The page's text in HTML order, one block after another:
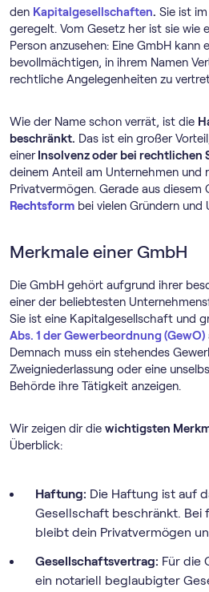
den Kapitalgesellschaften. Sie ist
geregelt. Vom Gesetz her ist sie wie
Person anzusehen: Eine GmbH kann
bevollmächtigen, in ihrem Namen
rechtliche Angelegenheiten zu
Wie der Name schon verrät, ist die
beschränkt. Das ist ein großer
einerInsolvenz oder bei rechtlichen
deinem Anteil am Unternehmen und
Privatvermögen. Gerade aus diesem
Rechtsform bei vielen Gründern
Merkmale einer GmbH
Die GmbH gehört aufgrund ihrer
einer der beliebtesten
Sie ist eine Kapitalgesellschaft und
Abs. 1 der Gewerbeordnung (GewO)
Demnach muss ein stehendes
Zweigniederlassung oder eine
Behörde ihre Tätigkeit anzeigen.
Wir zeigen dir die wichtigsten
Überblick:
Haftung: Die Haftung ist auf
Gesellschaft beschränkt. Bei
bleibt dein Privatvermögen
Gesellschaftsvertrag: Für die
ein notariell beglaubigter